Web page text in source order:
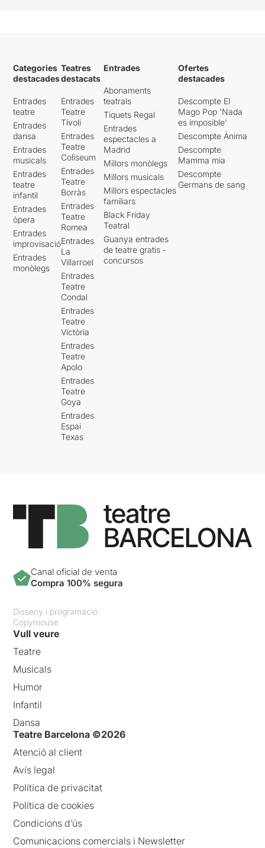
Categories
destacades
Entrades
teatre
Entrades
dansa
Entrades
musicals
Entrades
teatre
infantil
Entrades
òpera
Entrades
improvisació
Entrades
monòlegs
Teatres
destacats
Entrades
Teatre
Tívoli
Entrades
Teatre
Coliseum
Entrades
Teatre
Borràs
Entrades
Teatre
Romea
Entrades
La
Villarroel
Entrades
Teatre
Condal
Entrades
Teatre
Victòria
Entrades
Teatre
Apolo
Entrades
Teatre
Goya
Entrades
Espai
Texas
Entrades
Abonaments
teatrals
Tiquets Regal
Entrades
espectacles a
Madrid
Millors monòlegs
Millors musicals
Millors espectacles
familiars
Black Friday
Teatral
Guanya entrades
de teatre gratis -
concursos
Ofertes
destacades
Descompte El
Mago Pop 'Nada
es imposible'
Descompte Ànima
Descompte
Mamma mia
Descompte
Germans de sang
Canal oficial de venta
Compra 100% segura
Disseny i programació:
Copymouse
Vull veure
Teatre
Musicals
Humor
Infantil
Dansa
Teatre Barcelona ©2026
Atenció al client
Avís legal
Política de privacitat
Política de cookies
Condicions d’ús
Comunicacions comercials i Newsletter